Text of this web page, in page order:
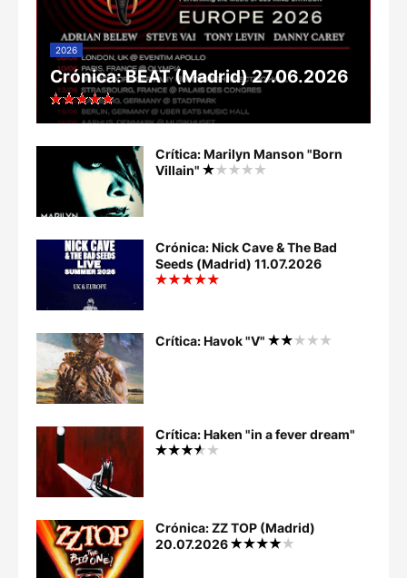
2026
Crónica: BEAT (Madrid) 27.06.2026
Crítica: Marilyn Manson "Born
Villain"
Crónica: Nick Cave & The Bad
Seeds (Madrid) 11.07.2026
Crítica: Havok "V"
Crítica: Haken "in a fever dream"
Crónica: ZZ TOP (Madrid)
20.07.2026